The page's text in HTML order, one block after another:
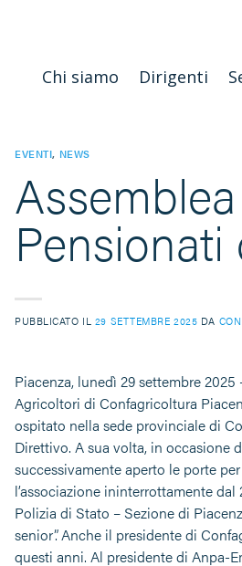
Chi siamo Dirigenti
EVENTI, NEWS
PUBBLICATO IL 29 SETTEMBRE 2025 DA
Piacenza, lunedì 29 settembre
Agricoltori di Confagricoltura
ospitato nella sede provinciale di
Direttivo. A sua volta, in occasione
successivamente aperto le porte
l’associazione ininterrottamente
Polizia di Stato – Sezione di
senior”. Anche il presidente di
questi anni. Al presidente di Anpa-